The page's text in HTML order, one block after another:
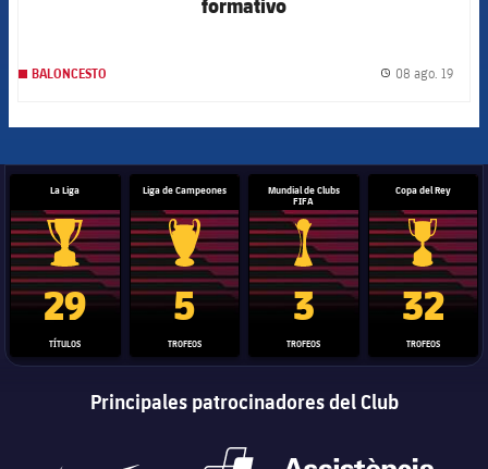
BALONCESTO 08 ago. 19
La Liga
Trofeo de La Liga
29
TÍTULOS
Liga de Campeones
Trofeo de la Liga de Campeones
5
TROFEOS
Mundial de Clubs
FIFA
Trofeo del Mundial de
3
TROFEOS
Copa del Rey
Copa del
32
TROFEOS
Principales patrocinadores del Club